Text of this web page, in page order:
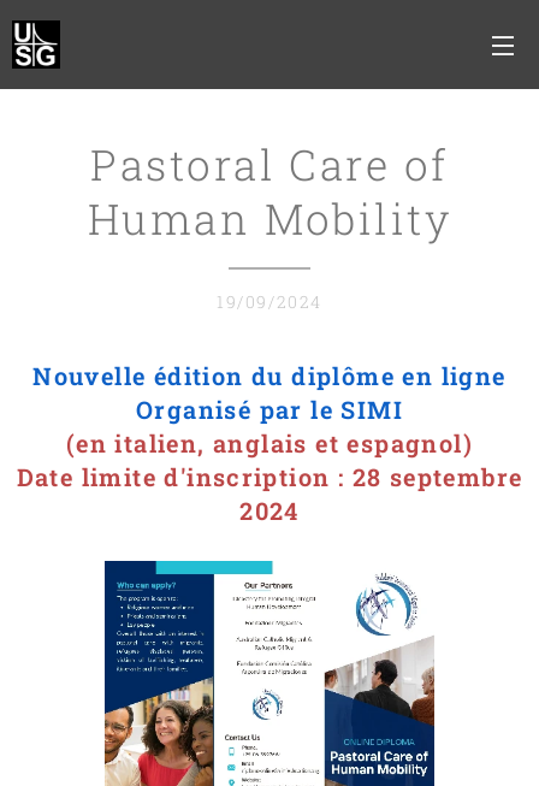
Pastoral Care of
Human Mobility
19/09/2024
Nouvelle édition du diplôme en ligne
Organisé par le SIMI
(en italien, anglais et espagnol)
Date limite d'inscription : 28 septembre
2024